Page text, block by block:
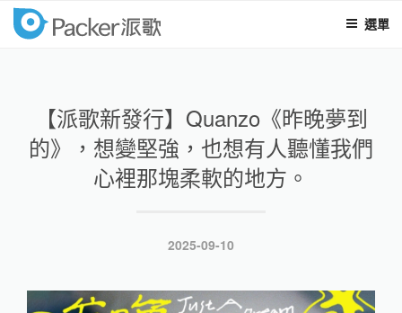
選單
packer
【派歌新發行】Quanzo《昨晚夢到
的》，想變堅強，也想有人聽懂我們
心裡那塊柔軟的地方。
發
於
2025-09-10